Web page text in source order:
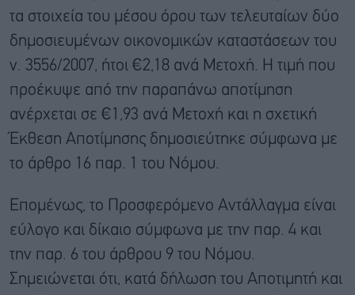
τα στοιχεία του μέσου όρου των τελευταίων δύο
δημοσιευμένων οικονομικών καταστάσεων του
ν. 3556/2007, ήτοι €2,18 ανά Μετοχή. Η τιμή που
προέκυψε από την παραπάνω αποτίμηση
ανέρχεται σε €1,93 ανά Μετοχή και η σχετική
Έκθεση Αποτίμησης δημοσιεύτηκε σύμφωνα με
το άρθρο 16 παρ. 1 του Νόμου.
Επομένως, το Προσφερόμενο Αντάλλαγμα είναι
εύλογο και δίκαιο σύμφωνα με την παρ. 4 και
την παρ. 6 του άρθρου 9 του Νόμου.
Σημειώνεται ότι, κατά δήλωση του Αποτιμητή και